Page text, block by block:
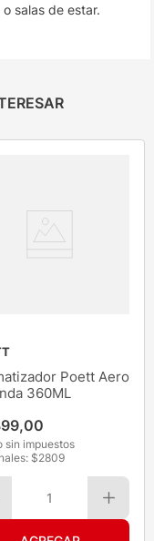
salas de estar.
Poett Aero
360ML
,00
sin impuestos
$2809
1